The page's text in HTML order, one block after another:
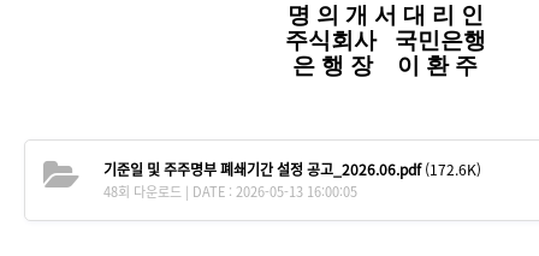
명 의 개 서 대 리 인
주식회사
국민은행
은 행 장
이 환 주
기준일 및 주주명부 폐쇄기간 설정 공고_2026.06.pdf(172.6K)
48회 다운로드 | DATE : 2026-05-13 16:00:05